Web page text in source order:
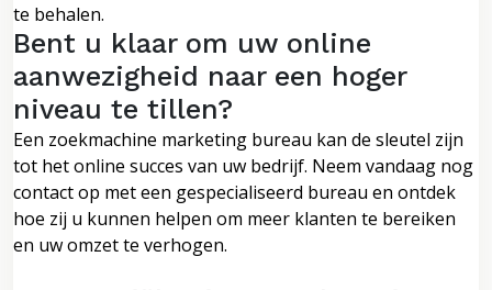
te behalen.
Bent u klaar om uw online
aanwezigheid naar een hoger
niveau te tillen?
Een zoekmachine marketing bureau kan de sleutel zijn
tot het online succes van uw bedrijf. Neem vandaag nog
contact op met een gespecialiseerd bureau en ontdek
hoe zij u kunnen helpen om meer klanten te bereiken
en uw omzet te verhogen.